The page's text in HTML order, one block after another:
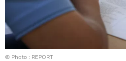
© Photo : REPORT